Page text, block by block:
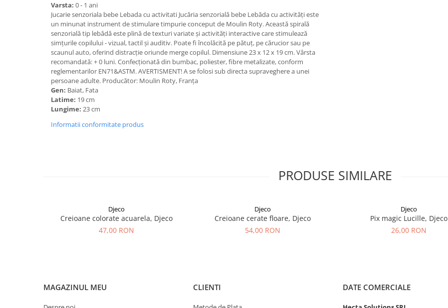
Varsta: 0 - 1 ani
Jucarie senzoriala bebe Lebada cu activitati Jucăria senzorială bebe Lebăda cu activități este
un minunat instrument de stimulare timpurie conceput de Moulin Roty. Această spirală
senzorială tip lebădă este plină de texturi variate și activități interactive care stimulează
simțurile copilului - vizual, tactil și auditiv. Poate fi încolăcită pe pătuț, pe cărucior sau pe
scaunul auto, oferind distracție oriunde merge copilul. Dimensiune 23 x 12 x 19 cm. Vârsta
recomandată: + 0 luni. Confecţionată din bumbac, poliester, fibre metalizate, conform
reglementarilor EN71&ASTM. AVERTISMENT! A se folosi sub directa supraveghere a unei
persoane adulte. Producător: Moulin Roty, Franța
Gen: Baiat, Fata
Latime: 19 cm
Lungime: 23 cm
Informatii conformitate produs
PRODUSE SIMILARE
Djeco
Creioane colorate acuarela, Djeco
47,00 RON
Djeco
Creioane cerate floare, Djeco
54,00 RON
Djeco
Pix magic Lucille, Djeco
26,00 RON
MAGAZINUL MEU CLIENTI DATE COMERCIALE